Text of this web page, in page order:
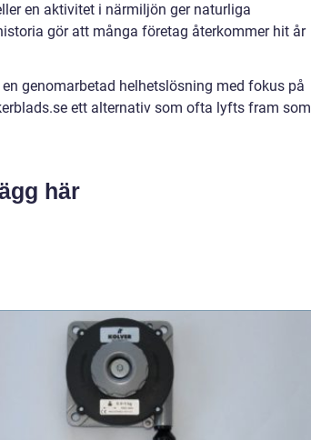
en aktivitet i närmiljön ger naturliga
gör att många företag återkommer hit år
genomarbetad helhetslösning med fokus på
ett alternativ som ofta lyfts fram som
här